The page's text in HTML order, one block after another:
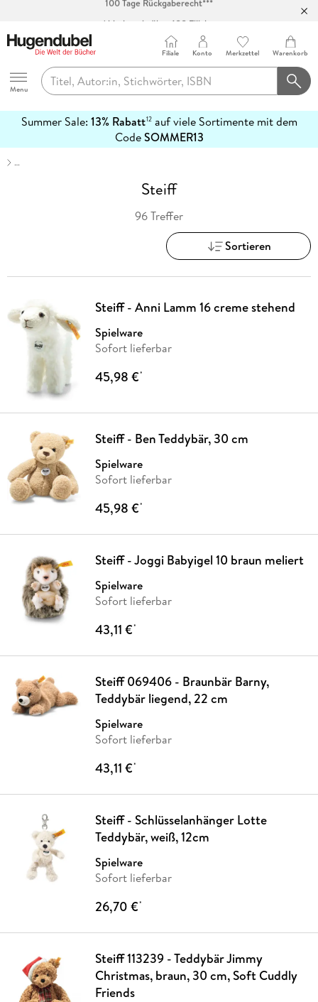
Abholung in über 100 Filialen
Hugendubel
Menu
Filiale Konto Merkzettel Warenkorb
Summer Sale: 13% Rabatt12auf viele Sortimente mit dem
CodeSOMMER13
erfahren
…
Steiff
96 Treffer
Sortieren
Steiff - Anni Lamm 16 creme stehend
Spielware
Sofort lieferbar
45,98 €*
Steiff - Ben Teddybär, 30 cm
Spielware
Sofort lieferbar
45,98 €*
Steiff - Joggi Babyigel 10 braun meliert
Spielware
Sofort lieferbar
43,11 €*
Steiff 069406 - Braunbär Barny,
Teddybär liegend, 22 cm
Spielware
Sofort lieferbar
43,11 €*
Steiff - Schlüsselanhänger Lotte
Teddybär, weiß, 12cm
Spielware
Sofort lieferbar
26,70 €*
Steiff 113239 - Teddybär Jimmy
Christmas, braun, 30 cm, Soft Cuddly
Friends